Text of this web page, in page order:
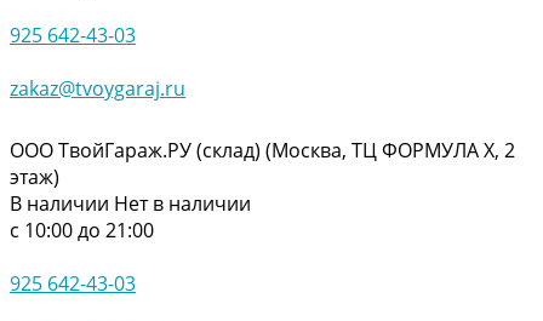
925 642-43-03
zakaz@tvoygaraj.ru
ООО ТвойГараж.РУ (склад) (Москва, ТЦ ФОРМУЛА Х, 2
этаж)
В наличии Нет в наличии
с 10:00 до 21:00
925 642-43-03